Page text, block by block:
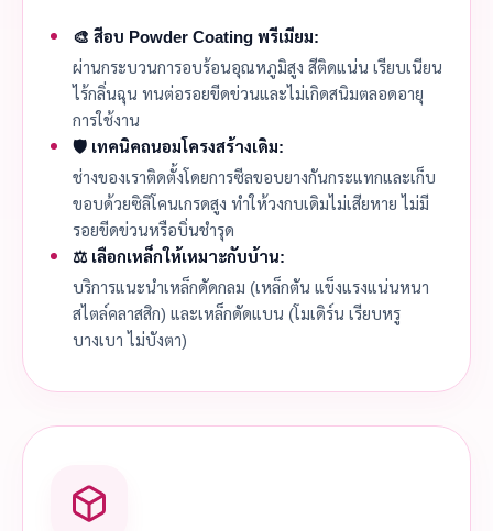
🎨 สีอบ Powder Coating พรีเมียม:
ผ่านกระบวนการอบร้อนอุณหภูมิสูง สีติดแน่น เรียบเนียน
ไร้กลิ่นฉุน ทนต่อรอยขีดข่วนและไม่เกิดสนิมตลอดอายุ
การใช้งาน
🛡️ เทคนิคถนอมโครงสร้างเดิม:
ช่างของเราติดตั้งโดยการซีลขอบยางกันกระแทกและเก็บ
ขอบด้วยซิลิโคนเกรดสูง ทำให้วงกบเดิมไม่เสียหาย ไม่มี
รอยขีดข่วนหรือบิ่นชำรุด
⚖️ เลือกเหล็กให้เหมาะกับบ้าน:
บริการแนะนำเหล็กดัดกลม (เหล็กตัน แข็งแรงแน่นหนา
สไตล์คลาสสิก) และเหล็กดัดแบน (โมเดิร์น เรียบหรู
บางเบา ไม่บังตา)